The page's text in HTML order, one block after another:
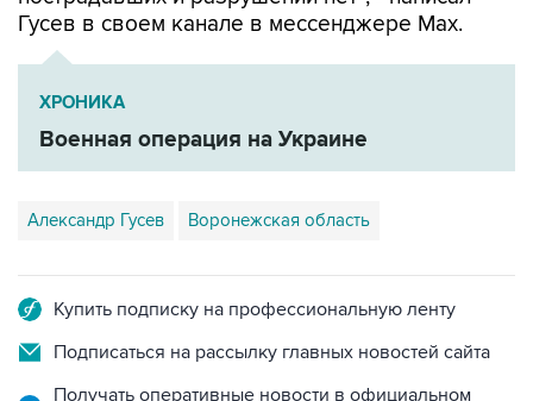
ХРОНИКА
Военная операция на Украине
Александр Гусев Воронежская область
Подписаться на рассылку главных новостей сайта
Получать оперативные новости в официальном